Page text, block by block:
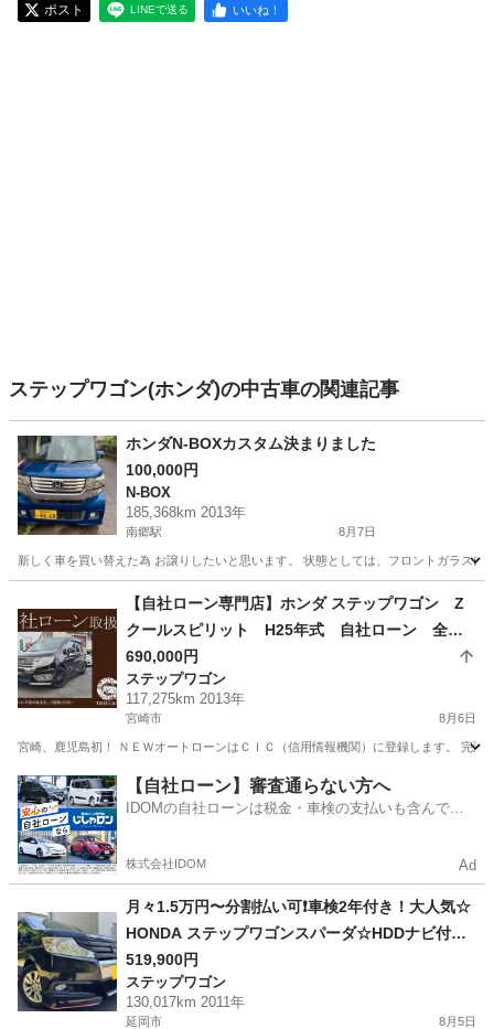
ポスト LINEで送る いいね！
ステップワゴン(ホンダ)の中古車の関連記事
ホンダN-BOXカスタム決まりました
100,000円
N-BOX
185,368km 2013年
南郷駅 8月7日
新しく車を買い替えた為 お譲りしたいと思います。 状態としては、フロントガラス
南郷駅 N-BOX フロントガラス
【自社ローン専門店】ホンダ ステップワゴン Z
クールスピリット H25年式 自社ローン 全国
対応 頭金不要 保証人不要 ８４回払い可 信
用情報回復型ローン利用可能
690,000円
ステップワゴン
117,275km 2013年
宮崎市 8月6日
宮崎、鹿児島初！ ＮＥＷオートローンはＣＩＣ（信用情報機関）に登録します。
宮崎 宮崎市 ステップワゴン ローン
【自社ローン】審査通らない方へ
IDOMの自社ローンは税金・車検の支払いも含んでい
株式会社IDOM Ad
月々1.5万円〜分割払い可❗️車検2年付き！大人気☆
HONDA ステップワゴンスパーダ☆HDDナビ付き
DVD見れます☆便利なバックカメラ付き☆ETC付
き☆両側電動スライドドア☆ドライブレコーダー
付きのフル装備☆純正アルミ☆事故修復歴無し☆
519,900円
ステップワゴン
130,017km 2011年
延岡市 8月5日